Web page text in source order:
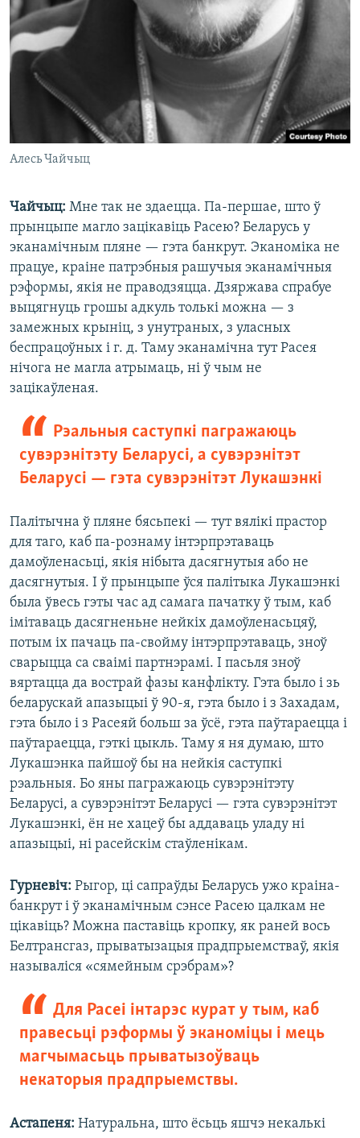
Алесь Чайчыц
Чайчыц: Мне так не здаецца. Па-першае, што ў
прынцыпе магло зацікавіць Расею? Беларусь у
эканамічным пляне — гэта банкрут. Эканоміка не
працуе, краіне патрэбныя рашучыя эканамічныя
рэформы, якія не праводзяцца. Дзяржава спрабуе
выцягнуць грошы адкуль толькі можна — з
замежных крыніц, з унутраных, з уласных
беспрацоўных і г. д. Таму эканамічна тут Расея
нічога не магла атрымаць, ні ў чым не
зацікаўленая.
Рэальныя саступкі пагражаюць
сувэрэнітэту Беларусі, а сувэрэнітэт
Беларусі — гэта сувэрэнітэт Лукашэнкі
Палітычна ў пляне бясьпекі — тут вялікі прастор
для таго, каб па-рознаму інтэрпрэтаваць
дамоўленасьці, якія нібыта дасягнутыя або не
дасягнутыя. І ў прынцыпе ўся палітыка Лукашэнкі
была ўвесь гэты час ад самага пачатку ў тым, каб
імітаваць дасягненьне нейкіх дамоўленасьцяў,
потым іх пачаць па-свойму інтэрпрэтаваць, зноў
сварыцца са сваімі партнэрамі. І пасьля зноў
вяртацца да вострай фазы канфлікту. Гэта было і зь
беларускай апазыцыі ў 90-я, гэта было і з Захадам,
гэта было і з Расеяй больш за ўсё, гэта паўтараецца і
паўтараецца, гэткі цыкль. Таму я ня думаю, што
Лукашэнка пайшоў бы на нейкія саступкі
рэальныя. Бо яны пагражаюць сувэрэнітэту
Беларусі, а сувэрэнітэт Беларусі — гэта сувэрэнітэт
Лукашэнкі, ён не хацеў бы аддаваць уладу ні
апазыцыі, ні расейскім стаўленікам.
Гурневіч: Рыгор, ці сапраўды Беларусь ужо краіна-
банкрут і ў эканамічным сэнсе Расею цалкам не
цікавіць? Можна паставіць кропку, як раней вось
Белтрансгаз, прыватызацыя прадпрыемстваў, якія
называліся «сямейным срэбрам»?
Для Расеі інтарэс курат у тым, каб
правесьці рэформы ў эканоміцы і мець
магчымасьць прыватызоўваць
некаторыя прадпрыемствы.
Астапеня: Натуральна, што ёсьць яшчэ некалькі